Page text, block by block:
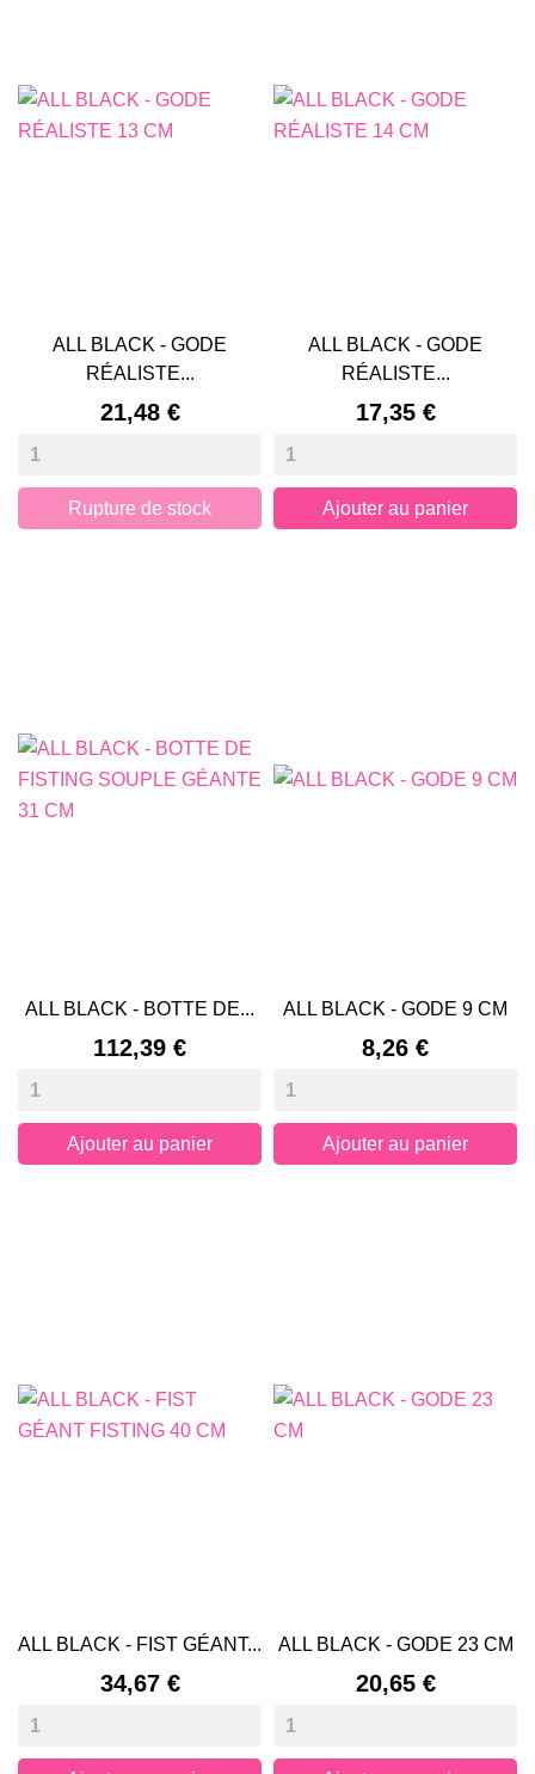
ALL BLACK - GODE
RÉALISTE...
Prix
21,48 €
Rupture de stock
ALL BLACK - GODE
RÉALISTE...
Prix
17,35 €
Ajouter au panier
ALL BLACK - BOTTE DE...
Prix
112,39 €
Ajouter au panier
ALL BLACK - GODE 9 CM
Prix
8,26 €
Ajouter au panier
ALL BLACK - FIST GÉANT...
Prix
34,67 €
ALL BLACK - GODE 23 CM
Prix
20,65 €